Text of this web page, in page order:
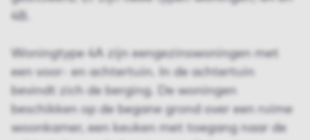
4B.
Woningtype 4A zijn eengezinswoningen met
een voor- en achtertuin. In de achtertuin
bevindt zich de berging. De woningen
beschikken op de begane grond over een ruime
woonkamer, een keuken met toegang naar de